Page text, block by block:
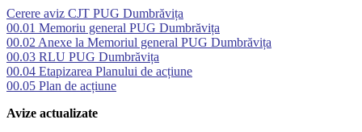
Cerere aviz CJT PUG Dumbrăvița
00.01 Memoriu general PUG Dumbrăvița
00.02 Anexe la Memoriul general PUG Dumbrăvița
00.03 RLU PUG Dumbrăvița
00.04 Etapizarea Planului de acțiune
00.05 Plan de acțiune
Avize actualizate